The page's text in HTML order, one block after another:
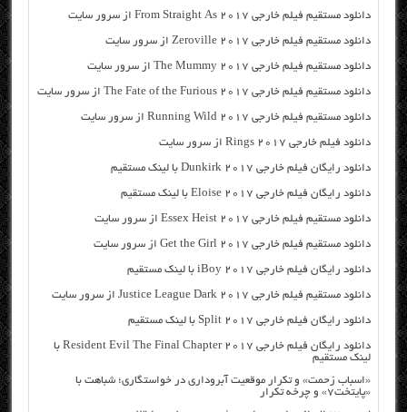
دانلود مستقیم فیلم خارجی From Straight As 2017 از سرور سایت
دانلود مستقیم فیلم خارجی Zeroville 2017 از سرور سایت
دانلود مستقیم فیلم خارجی The Mummy 2017 از سرور سایت
دانلود مستقیم فیلم خارجی The Fate of the Furious 2017 از سرور سایت
دانلود مستقیم فیلم خارجی Running Wild 2017 از سرور سایت
دانلود فیلم خارجی Rings 2017 از سرور سایت
دانلود رایگان فیلم خارجی Dunkirk 2017 با لینک مستقیم
دانلود رایگان فیلم خارجی Eloise 2017 با لینک مستقیم
دانلود مستقیم فیلم خارجی Essex Heist 2017 از سرور سایت
دانلود مستقیم فیلم خارجی Get the Girl 2017 از سرور سایت
دانلود رایگان فیلم خارجی iBoy 2017 با لینک مستقیم
دانلود مستقیم فیلم خارجی Justice League Dark 2017 از سرور سایت
دانلود رایگان فیلم خارجی Split 2017 با لینک مستقیم
دانلود رایگان فیلم خارجی Resident Evil The Final Chapter 2017 با
لینک مستقیم
«اسباب زحمت» و تکرار موقعیت آبروداری در خواستگاری؛ شباهت با
«پایتخت۷» و چرخه تکرار